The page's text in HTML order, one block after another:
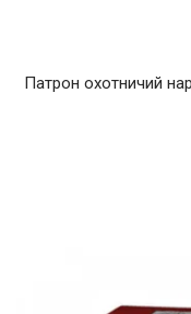
Патрон охотничий